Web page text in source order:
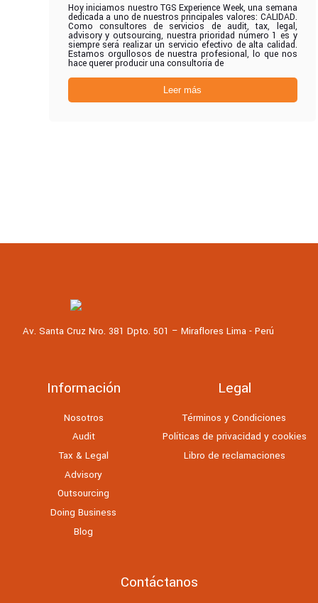
Hoy iniciamos nuestro TGS Experience Week, una semana
dedicada a uno de nuestros principales valores: CALIDAD.
Como consultores de servicios de audit, tax, legal,
advisory y outsourcing, nuestra prioridad número 1 es y
siempre será realizar un servicio efectivo de alta calidad.
Estamos orgullosos de nuestra profesional, lo que nos
hace querer producir una consultoría de
Leer más
Av. Santa Cruz Nro. 381 Dpto. 501 – Miraflores Lima - Perú
Información
Nosotros
Audit
Tax & Legal
Advisory
Outsourcing
Doing Business
Blog
Legal
Términos y Condiciones
Políticas de privacidad y cookies
Libro de reclamaciones
Contáctanos